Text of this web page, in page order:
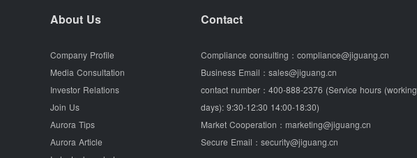
About Us
Company Profile
Media Consultation
Investor Relations
Join Us
Aurora Tips
Aurora Article
Contact
Compliance consulting： compliance@jiguang.cn
Business Email： sales@jiguang.cn
contact number： 400-888-2376 (Service hours (working
days): 9:30-12:30 14:00-18:30)
Market Cooperation： marketing@jiguang.cn
Secure Email： security@jiguang.cn